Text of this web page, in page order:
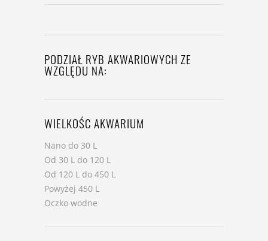
PODZIAŁ RYB AKWARIOWYCH ZE
WZGLĘDU NA:
WIELKOŚC AKWARIUM
Nano do 30 L
Od 30 L do 120 L
Od 120 L do 450 L
Powyżej 450 L
Oczko wodne